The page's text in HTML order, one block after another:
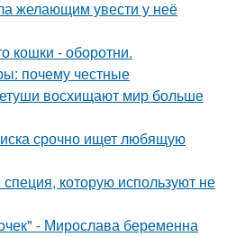
желающим увести у неё
кошки - оборотни.
почему честные
восхищают мир больше
срочно ищет любящую
которую используют не
- Мирослава беременна